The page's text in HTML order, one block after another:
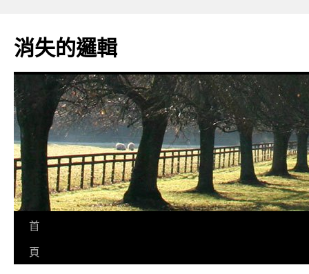
主
要
消失的邏輯
首
頁